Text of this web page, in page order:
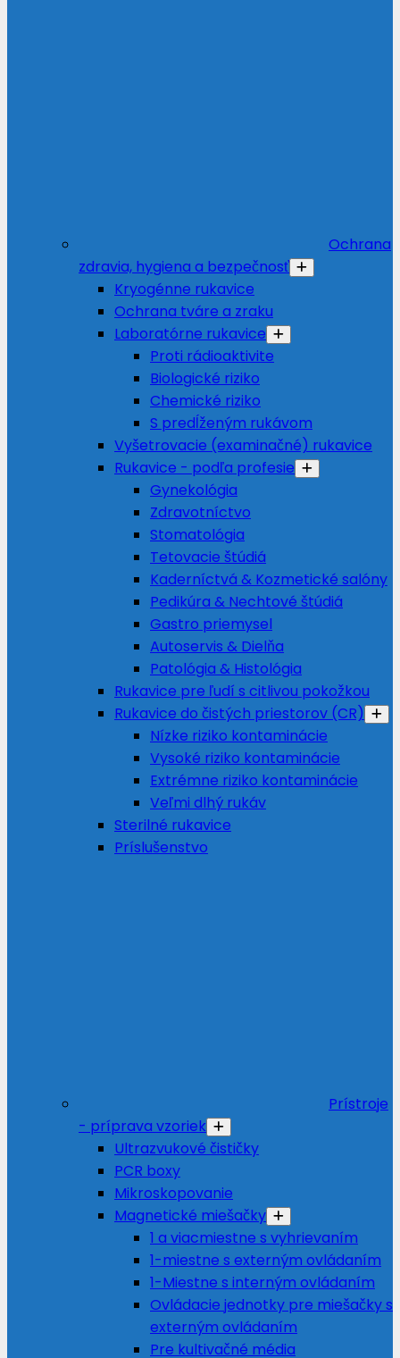
Ochrana
zdravia, hygiena a bezpečnosť
Kryogénne rukavice
Ochrana tváre a zraku
Laboratórne rukavice
Proti rádioaktivite
Biologické riziko
Chemické riziko
S predĺženým rukávom
Vyšetrovacie (examinačné) rukavice
Rukavice - podľa profesie
Gynekológia
Zdravotníctvo
Stomatológia
Tetovacie štúdiá
Kaderníctvá & Kozmetické salóny
Pedikúra & Nechtové štúdiá
Gastro priemysel
Autoservis & Dielňa
Patológia & Histológia
Rukavice pre ľudí s citlivou pokožkou
Rukavice do čistých priestorov (CR)
Nízke riziko kontaminácie
Vysoké riziko kontaminácie
Extrémne riziko kontaminácie
Veľmi dlhý rukáv
Sterilné rukavice
Príslušenstvo
Prístroje
- príprava vzoriek
Ultrazvukové čističky
PCR boxy
Mikroskopovanie
Magnetické miešačky
1 a viacmiestne s vyhrievaním
1-miestne s externým ovládaním
1-Miestne s interným ovládaním
Ovládacie jednotky pre miešačky s
externým ovládaním
Pre kultivačné média